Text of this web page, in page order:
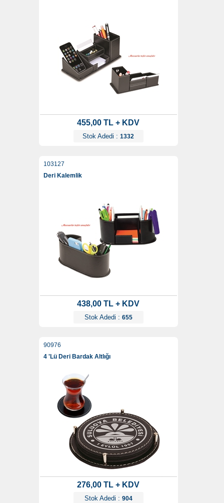
455,00 TL + KDV
Stok Adedi : 1332
103127
Deri Kalemlik
438,00 TL + KDV
Stok Adedi : 655
90976
4 'Lü Deri Bardak Altlığı
276,00 TL + KDV
Stok Adedi : 904